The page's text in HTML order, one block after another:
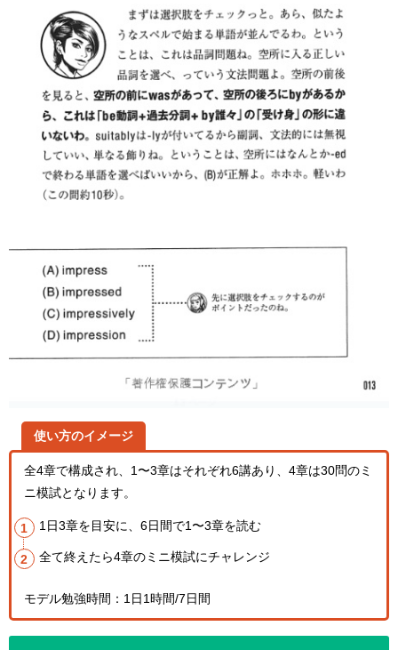
使い方のイメージ
全4章で構成され、1〜3章はそれぞれ6講あり、4章は30問のミ
ニ模試となります。
1日3章を目安に、6日間で1〜3章を読む
全て終えたら4章のミニ模試にチャレンジ
モデル勉強時間：1日1時間/7日間